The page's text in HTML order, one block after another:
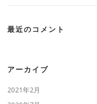
最近のコメント
アーカイブ
2021年2月